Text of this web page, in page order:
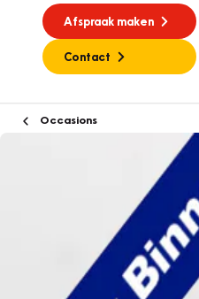
Afspraak maken
Contact
Occasions